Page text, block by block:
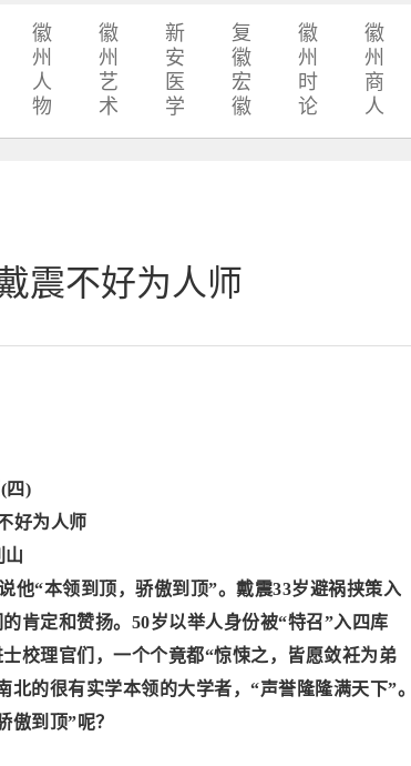
徽
州
人
物
徽
州
艺
术
新
安
医
学
复
徽
宏
徽
徽
州
时
论
徽
州
商
人
震不好为人师
(四)
好为人师
山
他“本领到顶，骄傲到顶”。戴震33岁避祸挟策入
肯定和赞扬。50岁以举人身份被“特召”入四库
校理官们，一个个竟都“惊悚之，皆愿敛衽为弟
的很有实学本领的大学者，“声誉隆隆满天下”。
到顶”呢？